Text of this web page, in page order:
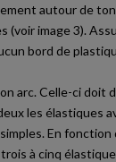
autour de
(voir image 3).
bord de
arc. Celle-ci doit
les élastiques
En fonction
à cinq